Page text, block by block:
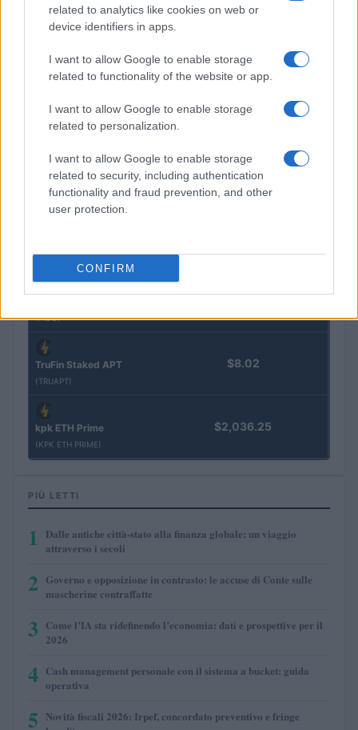
related to analytics like cookies on web or
device identifiers in apps.
I want to allow Google to enable storage
related to functionality of the website or app.
I want to allow Google to enable storage
related to personalization.
I want to allow Google to enable storage
related to security, including authentication
functionality and fraud prevention, and other
user protection.
CONFIRM
(EPOCH)
Stride Staked Injective
(STINJ)
$16.49
Vested XOR
(VXOR)
$3,407.11
(JDB)
(FIBO)
TruFin Staked APT
(TRUAPT)
$8.02
kpk ETH Prime
(KPK ETH PRIME)
$2,036.25
PIÙ LETTI
1
Dalle antiche città-stato alla finanza globale: un viaggio
attraverso i secoli
2 Governo e opposizione in contrasto: le accuse di Conte sulle
mascherine contraffatte
3 Come l’IA sta ridefinendo l’economia: dati e prospettive per il
2026
4 Cash management personale con il sistema a bucket: guida
operativa
5 Novità fiscali 2026: Irpef, concordato preventivo e fringe